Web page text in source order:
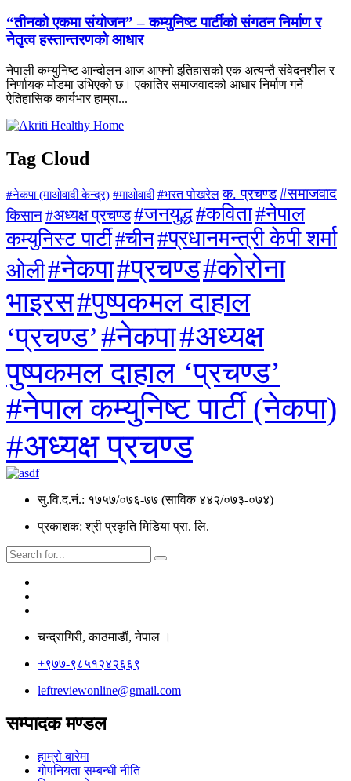
“तीनको एकमा संयोजन” – कम्युनिष्ट पार्टीको संगठन निर्माण र
नेतृत्व हस्तान्तरणको आधार
नेपाली कम्युनिष्ट आन्दोलन आज आफ्नो इतिहासको एक अत्यन्तै संवेदनशील र
निर्णायक मोडमा उभिएको छ। एकातिर समाजवादको आधार निर्माण गर्ने
ऐतिहासिक कार्यभार हाम्रा...
Tag Cloud
#नेकपा (माओवादी केन्द्र) #माओवादी #भरत पोखरेल क. प्रचण्ड #समाजवाद
किसान#अध्यक्ष प्रचण्ड#जनयुद्ध#कविता#नेपाल
कम्युनिस्ट पार्टी#चीन#प्रधानमन्त्री केपी शर्मा
ओली#नेकपा#प्रचण्ड#कोरोना
भाइरस#पुष्पकमल दाहाल
‘प्रचण्ड’#नेकपा#अध्यक्ष
पुष्पकमल दाहाल ‘प्रचण्ड’
#नेपाल कम्युनिष्ट पार्टी (नेकपा)
#अध्यक्ष प्रचण्ड
सु.वि.द.नं.: १७५७/०७६-७७ (साविक ४४२/०७३-०७४)
प्रकाशक: श्री प्रकृति मिडिया प्रा. लि.
चन्द्रागिरी, काठमाडाैं, नेपाल ।
+९७७-९८५१२४२६६९
leftreviewonline@gmail.com
सम्पादक मण्डल
हाम्रो बारेमा
गोपनियता सम्बन्धी नीति